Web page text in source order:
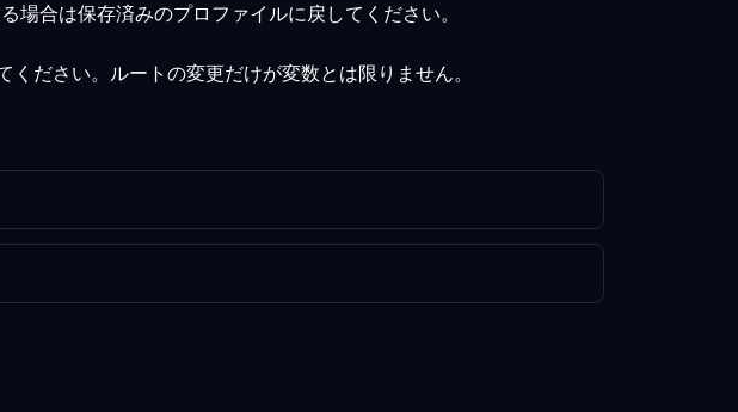
合は保存済みのプロファイルに戻してください。
ださい。ルートの変更だけが変数とは限りません。